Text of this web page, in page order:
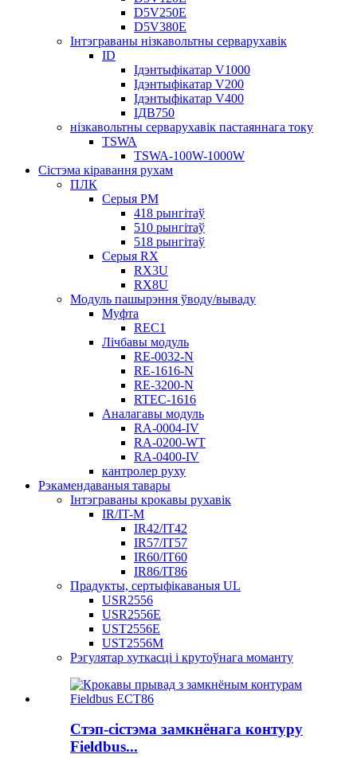
D5V250E
D5V380E
Інтэграваны нізкавольтны серварухавік
ID
Ідэнтыфікатар V1000
Ідэнтыфікатар V200
Ідэнтыфікатар V400
ІДВ750
нізкавольтны серварухавік пастаяннага току
TSWA
TSWA-100W-1000W
Сістэма кіравання рухам
ПЛК
Серыя РМ
418 рынгітаў
510 рынгітаў
518 рынгітаў
Серыя RX
RX3U
RX8U
Модуль пашырэння ўводу/вываду
Муфта
REC1
Лічбавы модуль
RE-0032-N
RE-1616-N
RE-3200-N
RTEC-1616
Аналагавы модуль
RA-0004-IV
RA-0200-WT
RA-0400-IV
кантролер руху
Рэкамендаваныя тавары
Інтэграваны крокавы рухавік
IR/IT-M
IR42/IT42
IR57/IT57
IR60/IT60
IR86/IT86
Прадукты, сертыфікаваныя UL
USR2556
USR2556E
UST2556E
UST2556M
Рэгулятар хуткасці і крутоўнага моманту
Стэп-сістэма замкнёнага контуру
Fieldbus...